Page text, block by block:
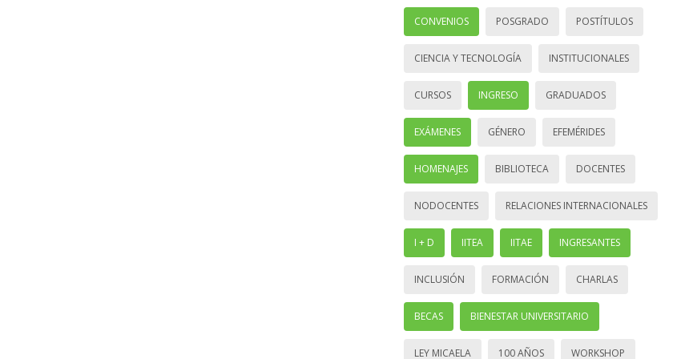
CONVENIOS POSGRADO POSTÍTULOS
CIENCIA Y TECNOLOGÍA INSTITUCIONALES
CURSOS INGRESO GRADUADOS
EXÁMENES GÉNERO EFEMÉRIDES
HOMENAJES BIBLIOTECA DOCENTES
NODOCENTES RELACIONES INTERNACIONALES
I + D IITEA IITAE INGRESANTES
INCLUSIÓN FORMACIÓN CHARLAS
BECAS BIENESTAR UNIVERSITARIO
LEY MICAELA 100 AÑOS WORKSHOP